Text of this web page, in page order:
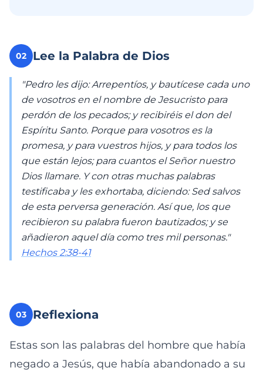
02 Lee la Palabra de Dios
"Pedro les dijo: Arrepentíos, y bautícese cada uno
de vosotros en el nombre de Jesucristo para
perdón de los pecados; y recibiréis el don del
Espíritu Santo. Porque para vosotros es la
promesa, y para vuestros hijos, y para todos los
que están lejos; para cuantos el Señor nuestro
Dios llamare. Y con otras muchas palabras
testificaba y les exhortaba, diciendo: Sed salvos
de esta perversa generación. Así que, los que
recibieron su palabra fueron bautizados; y se
añadieron aquel día como tres mil personas."
Hechos 2:38-41
03 Reflexiona
Estas son las palabras del hombre que había
negado a Jesús, que había abandonado a su